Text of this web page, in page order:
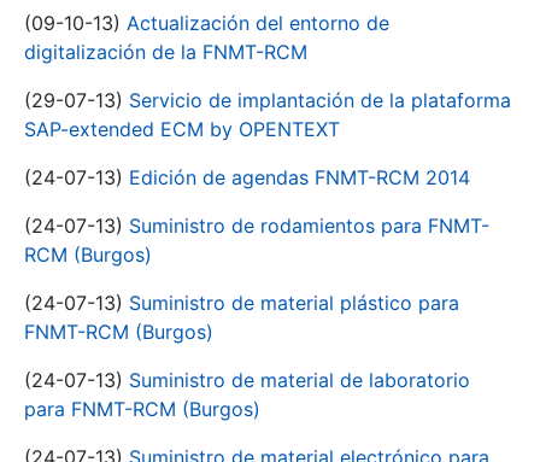
(09-10-13) Actualización del entorno de
digitalización de la FNMT-RCM
(29-07-13) Servicio de implantación de la plataforma
SAP-extended ECM by OPENTEXT
(24-07-13) Edición de agendas FNMT-RCM 2014
(24-07-13) Suministro de rodamientos para FNMT-
RCM (Burgos)
(24-07-13) Suministro de material plástico para
FNMT-RCM (Burgos)
(24-07-13) Suministro de material de laboratorio
para FNMT-RCM (Burgos)
(24-07-13) Suministro de material electrónico para